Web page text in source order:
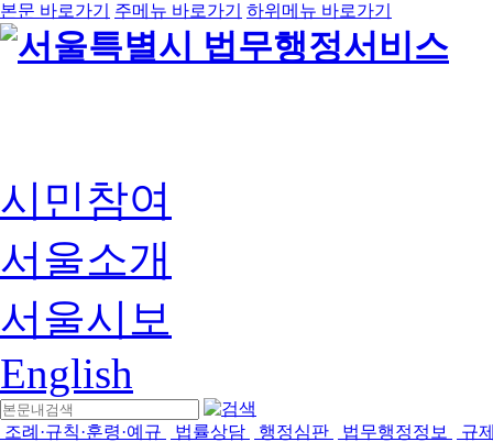
본문 바로가기 주메뉴 바로가기 하위메뉴 바로가기
시민참여
서울소개
서울시보
English
조례·규칙·훈령·예규 법률상담 행정심판 법무행정정보 규